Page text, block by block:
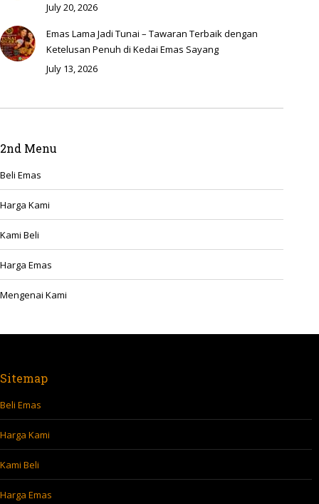
July 20, 2026
Emas Lama Jadi Tunai – Tawaran Terbaik dengan
Ketelusan Penuh di Kedai Emas Sayang
July 13, 2026
2nd Menu
Beli Emas
Harga Kami
Kami Beli
Harga Emas
Mengenai Kami
Sitemap
Beli Emas
Harga Kami
Kami Beli
Harga Emas